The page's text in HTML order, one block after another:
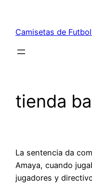
contenido
Camisetas de
tienda
La sentencia da
Amaya, cuando
jugadores y